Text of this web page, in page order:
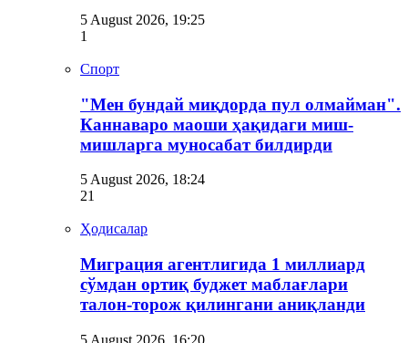
5 August 2026, 19:25
1
Спорт
"Мен бундай миқдорда пул олмайман".
Каннаваро маоши ҳақидаги миш-
мишларга муносабат билдирди
5 August 2026, 18:24
21
Ҳодисалар
Миграция агентлигида 1 миллиард
сўмдан ортиқ буджет маблағлари
талон-торож қилингани аниқланди
5 August 2026, 16:20